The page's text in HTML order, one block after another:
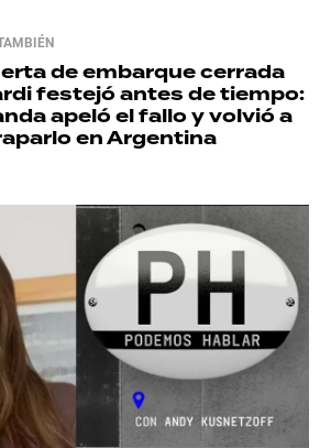
de embarque cerrada
festejó antes de tiempo:
apeló el fallo y volvió a
en Argentina